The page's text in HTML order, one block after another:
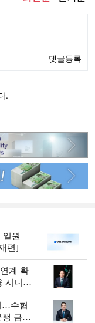
일원
편]
계 확
시니어
…수협
금융